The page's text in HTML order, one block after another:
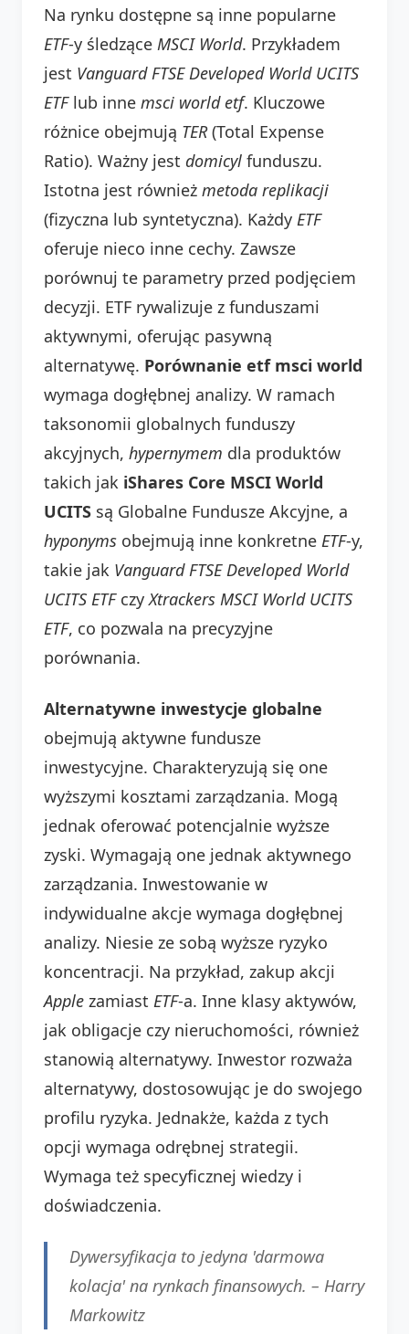
Na rynku dostępne są inne popularne
ETF-y śledzące MSCI World. Przykładem
jest Vanguard FTSE Developed World UCITS
ETFlub inne msci world etf. Kluczowe
różnice obejmują TER(Total Expense
Ratio). Ważny jest domicyl funduszu.
Istotna jest również metoda replikacji
(fizyczna lub syntetyczna). Każdy ETF
oferuje nieco inne cechy. Zawsze
porównuj te parametry przed podjęciem
decyzji. ETF rywalizuje z funduszami
aktywnymi, oferując pasywną
alternatywę. Porównanie etf msci world
wymaga dogłębnej analizy. W ramach
taksonomii globalnych funduszy
akcyjnych, hypernymem dla produktów
takich jak iShares Core MSCI World
UCITS są Globalne Fundusze Akcyjne, a
hyponyms obejmują inne konkretne ETF-y,
takie jak Vanguard FTSE Developed World
UCITS ETFczy Xtrackers MSCI World UCITS
ETF, co pozwala na precyzyjne
porównania.
Alternatywne inwestycje globalne
obejmują aktywne fundusze
inwestycyjne. Charakteryzują się one
wyższymi kosztami zarządzania. Mogą
jednak oferować potencjalnie wyższe
zyski. Wymagają one jednak aktywnego
zarządzania. Inwestowanie w
indywidualne akcje wymaga dogłębnej
analizy. Niesie ze sobą wyższe ryzyko
koncentracji. Na przykład, zakup akcji
Apple zamiast ETF-a. Inne klasy aktywów,
jak obligacje czy nieruchomości, również
stanowią alternatywy. Inwestor rozważa
alternatywy, dostosowując je do swojego
profilu ryzyka. Jednakże, każda z tych
opcji wymaga odrębnej strategii.
Wymaga też specyficznej wiedzy i
doświadczenia.
Dywersyfikacja to jedyna 'darmowa
kolacja' na rynkach finansowych. – Harry
Markowitz